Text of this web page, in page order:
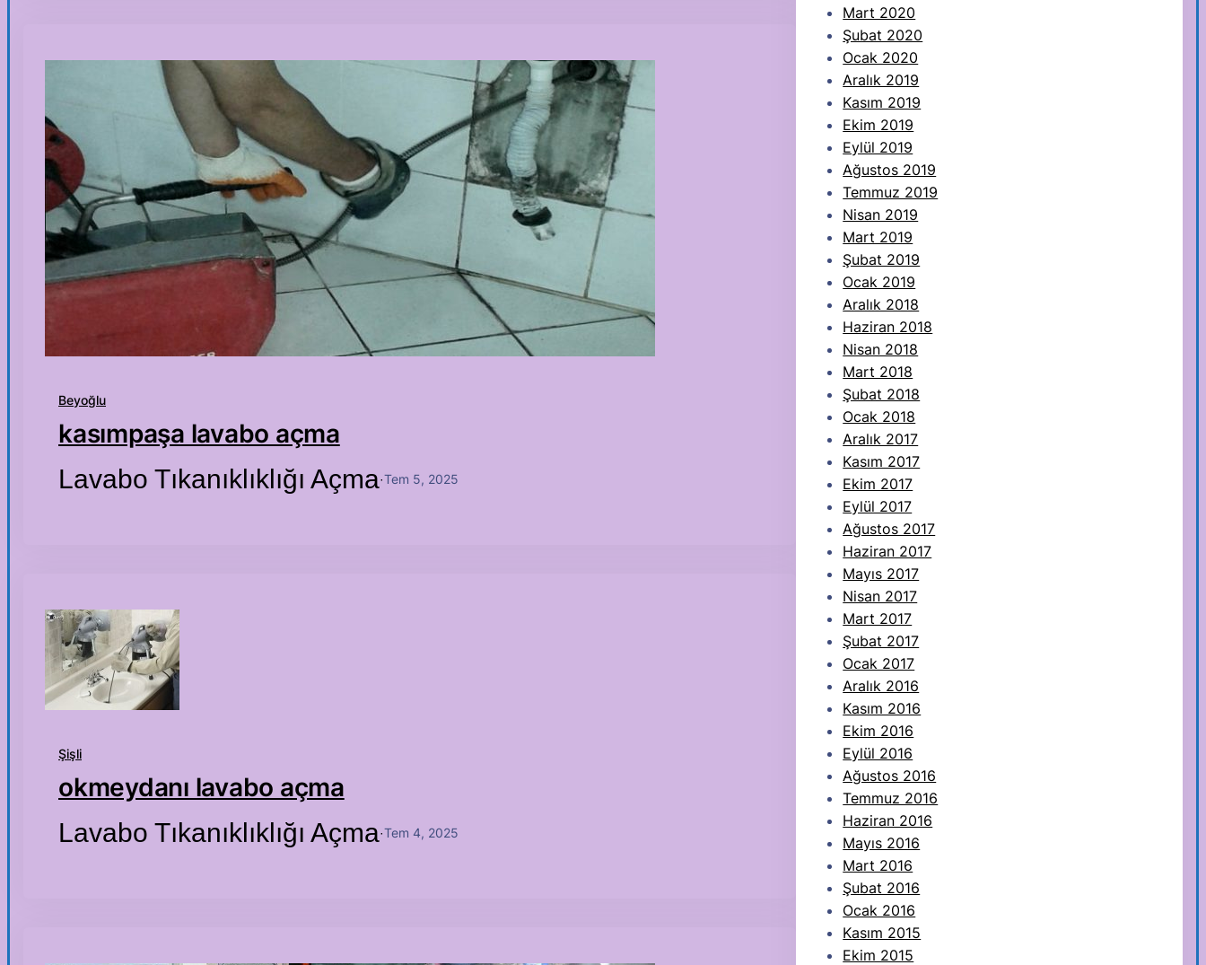
Beyoğlu
kasımpaşa lavabo açma
Lavabo Tıkanıklıklığı Açma·Tem 5, 2025
Şişli
okmeydanı lavabo açma
Lavabo Tıkanıklıklığı Açma·Tem 4, 2025
Mart 2020
Şubat 2020
Ocak 2020
Aralık 2019
Kasım 2019
Ekim 2019
Eylül 2019
Ağustos 2019
Temmuz 2019
Nisan 2019
Mart 2019
Şubat 2019
Ocak 2019
Aralık 2018
Haziran 2018
Nisan 2018
Mart 2018
Şubat 2018
Ocak 2018
Aralık 2017
Kasım 2017
Ekim 2017
Eylül 2017
Ağustos 2017
Haziran 2017
Mayıs 2017
Nisan 2017
Mart 2017
Şubat 2017
Ocak 2017
Aralık 2016
Kasım 2016
Ekim 2016
Eylül 2016
Ağustos 2016
Temmuz 2016
Haziran 2016
Mayıs 2016
Mart 2016
Şubat 2016
Ocak 2016
Kasım 2015
Ekim 2015